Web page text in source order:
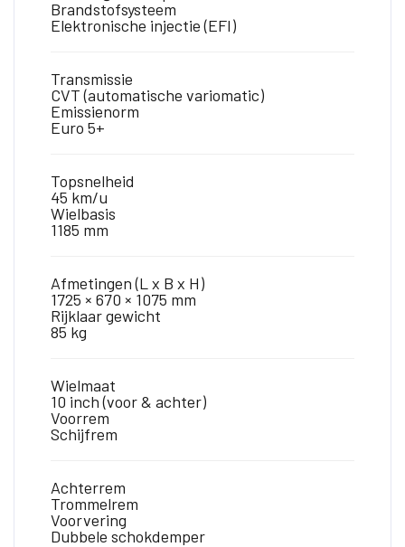
Brandstofsysteem
Elektronische injectie (EFI)
Transmissie
CVT (automatische variomatic)
Emissienorm
Euro 5+
Topsnelheid
45 km/u
Wielbasis
1185 mm
Afmetingen (L x B x H)
1725 × 670 × 1075 mm
Rijklaar gewicht
85 kg
Wielmaat
10 inch (voor & achter)
Voorrem
Schijfrem
Achterrem
Trommelrem
Voorvering
Dubbele schokdemper